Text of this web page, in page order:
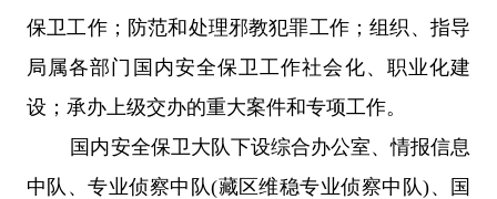
保卫工作；防范和处理邪教犯罪工作；组织、指导
局属各部门国内安全保卫工作社会化、职业化建
设；承办上级交办的重大案件和专项工作。
国内安全保卫大队下设综合办公室、情报信息
中队、专业侦察中队(藏区维稳专业侦察中队)、国